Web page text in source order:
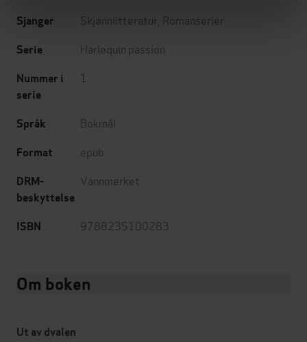
Sjanger Skjønnlitteratur Romanserier
Serie Harlequin passion
Nummer i
serie
1
Språk Bokmål
Format epub
DRM-
beskyttelse
Vannmerket
ISBN 9788235100283
Om boken
Ut av dvalen